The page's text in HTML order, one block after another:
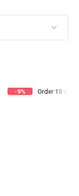
-9% Order 10 voor